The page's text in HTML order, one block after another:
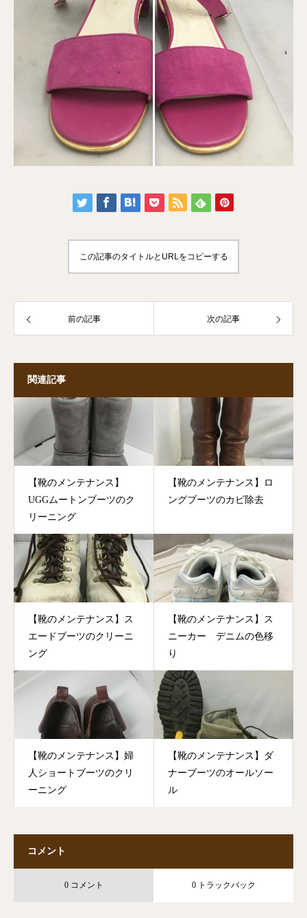
この記事のタイトルとURLをコピーする
前の記事 次の記事
関連記事
【靴のメンテナンス】
UGGムートンブーツのク
リーニング
【靴のメンテナンス】ロ
ングブーツのカビ除去
【靴のメンテナンス】ス
エードブーツのクリーニ
ング
【靴のメンテナンス】ス
ニーカー デニムの色移
り
【靴のメンテナンス】婦
人ショートブーツのクリ
ーニング
【靴のメンテナンス】ダ
ナーブーツのオールソー
ル
コメント
0 コメント 0 トラックバック